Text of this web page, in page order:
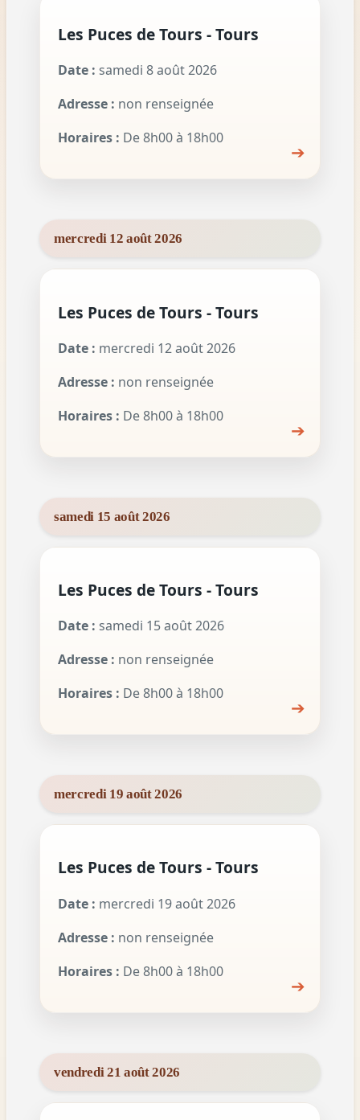
Les Puces de Tours - Tours
Date : samedi 8 août 2026
Adresse : non renseignée
Horaires : De 8h00 à 18h00
➔
mercredi 12 août 2026
Les Puces de Tours - Tours
Date : mercredi 12 août 2026
Adresse : non renseignée
Horaires : De 8h00 à 18h00
➔
samedi 15 août 2026
Les Puces de Tours - Tours
Date : samedi 15 août 2026
Adresse : non renseignée
Horaires : De 8h00 à 18h00
➔
mercredi 19 août 2026
Les Puces de Tours - Tours
Date : mercredi 19 août 2026
Adresse : non renseignée
Horaires : De 8h00 à 18h00
➔
vendredi 21 août 2026